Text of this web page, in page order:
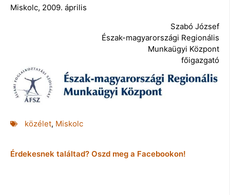
Miskolc, 2009. április
Szabó József
Észak-magyarországi Regionális
Munkaügyi Központ
főigazgató
közélet, Miskolc
Érdekesnek találtad? Oszd meg a Facebookon!